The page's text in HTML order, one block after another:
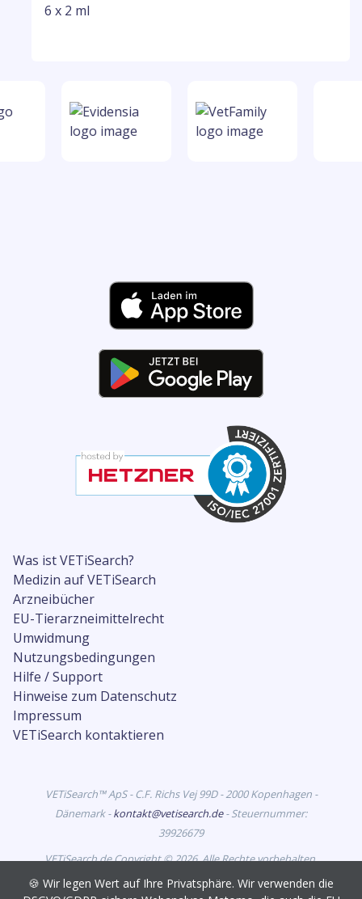
6 x 2 ml
Was ist VETiSearch?
Medizin auf VETiSearch
Arzneibücher
EU-Tierarzneimittelrecht
Umwidmung
Nutzungsbedingungen
Hilfe / Support
Hinweise zum Datenschutz
Impressum
VETiSearch kontaktieren
VETiSearch™ ApS - C.F. Richs Vej 99D - 2000 Kopenhagen -
Dänemark -kontakt@vetisearch.de- Steuernummer:
39926679
VETiSearch.de Copyright © 2026. Alle Rechte vorbehalten.
VETiSearch enthält Informationen zu Tierarzneimitteln, die
🍪 Wir legen Wert auf Ihre Privatsphäre. Wir verwenden die